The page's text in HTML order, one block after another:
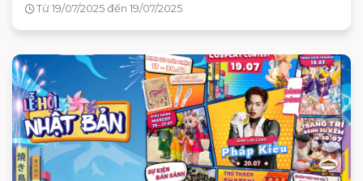
Từ 19/07/2025 đến 19/07/2025